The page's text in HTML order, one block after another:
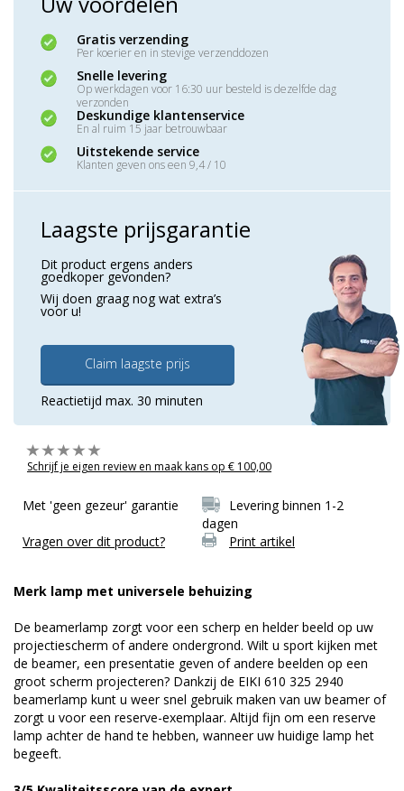
Gratis verzending
Per koerier en in stevige verzenddozen
Snelle levering
Op werkdagen voor 16:30 uur besteld is dezelfde dag
verzonden
Deskundige klantenservice
En al ruim 15 jaar betrouwbaar
Uitstekende service
Klanten geven ons een 9,4 / 10
Laagste prijsgarantie
Dit product ergens anders
goedkoper gevonden?
Wij doen graag nog wat extra’s
voor u!
Claim laagste prijs
Reactietijd max. 30 minuten
Schrijf je eigen review en maak kans op € 100,00
Met 'geen gezeur' garantie
Levering binnen 1-2
dagen
Vragen over dit product?
Print artikel
Merk lamp met universele behuizing
De beamerlamp zorgt voor een scherp en helder beeld op uw
projectiescherm of andere ondergrond. Wilt u sport kijken met
de beamer, een presentatie geven of andere beelden op een
groot scherm projecteren? Dankzij de EIKI 610 325 2940
beamerlamp kunt u weer snel gebruik maken van uw beamer of
zorgt u voor een reserve-exemplaar. Altijd fijn om een reserve
lamp achter de hand te hebben, wanneer uw huidige lamp het
begeeft.